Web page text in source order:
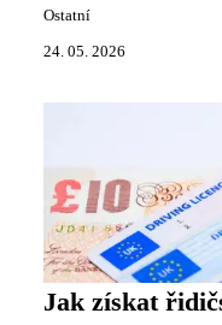
Ostatní
24. 05. 2026
Jak získat